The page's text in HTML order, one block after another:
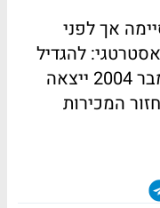
שסיימה אך לפני
להגדיל
את הייצוא לחו"ל. בינואר-ספטמבר 2004 ייצאה
23.8 מ' ש' - 7% ממחזור המכירות